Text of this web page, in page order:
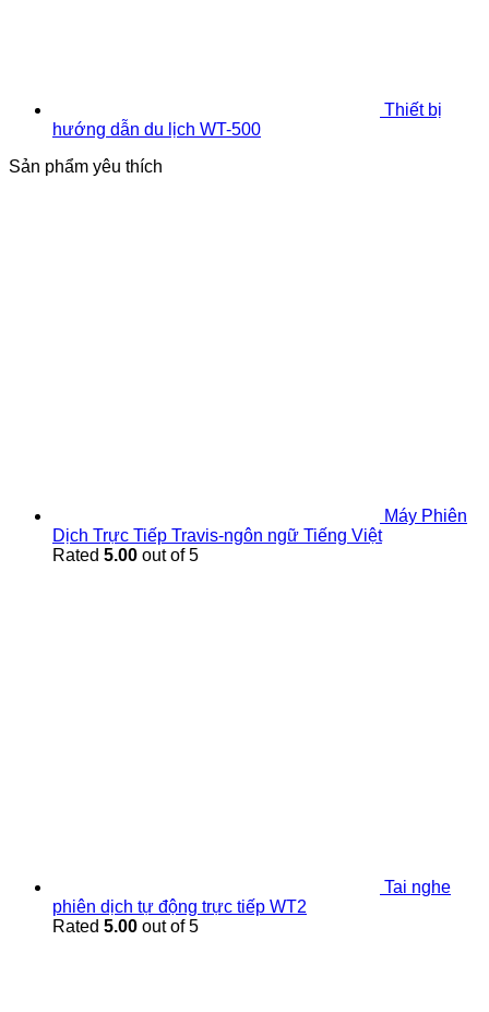
Thiết bị
hướng dẫn du lịch WT-500
Sản phẩm yêu thích
Máy Phiên
Dịch Trực Tiếp Travis-ngôn ngữ Tiếng Việt
Rated 5.00 out of 5
Tai nghe
phiên dịch tự động trực tiếp WT2
Rated 5.00 out of 5